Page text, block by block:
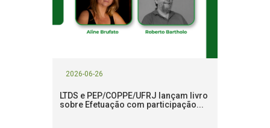
2026-06-26
LTDS e PEP/COPPE/UFRJ lançam livro
sobre Efetuação com participação...